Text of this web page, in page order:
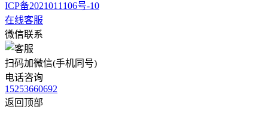
ICP备2021011106号-10
在线客服
微信联系
扫码加微信(手机同号)
电话咨询
15253660692
返回顶部